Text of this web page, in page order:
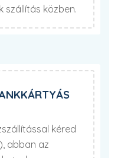
szállítás közben.
kéred
abban az